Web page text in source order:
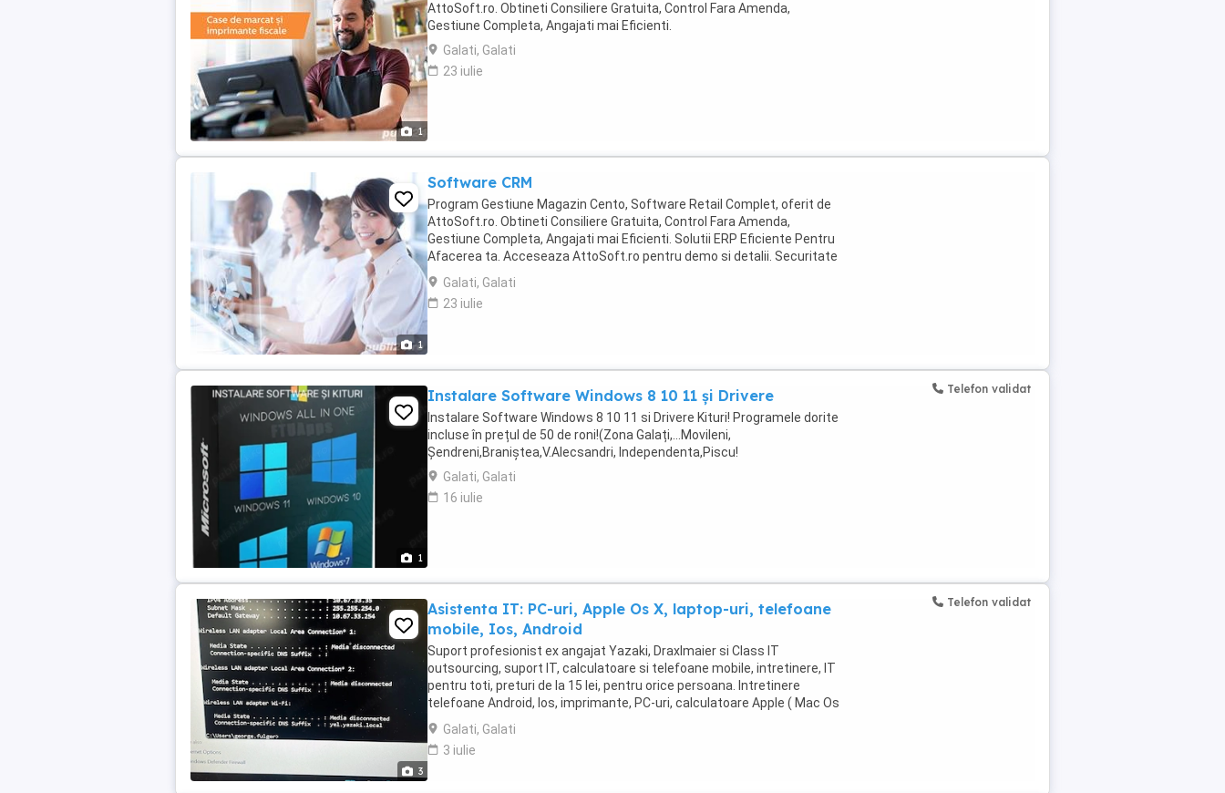
1
AttoSoft.ro. Obtineti Consiliere Gratuita, Control Fara Amenda,
Gestiune Completa, Angajati mai Eficienti.
Galati, Galati
23 iulie
1
Software CRM
Program Gestiune Magazin Cento, Software Retail Complet, oferit de
AttoSoft.ro. Obtineti Consiliere Gratuita, Control Fara Amenda,
Gestiune Completa, Angajati mai Eficienti. Solutii ERP Eficiente Pentru
Afacerea ta. Acceseaza AttoSoft.ro pentru demo si detalii. Securitate
si Acces Controlat la Datele ...
Galati, Galati
23 iulie
1
Instalare Software Windows 8 10 11 și Drivere
Instalare Software Windows 8 10 11 si Drivere Kituri! Programele dorite
incluse în prețul de 50 de roni!(Zona Galați,...Movileni,
Șendreni,Braniștea,V.Alecsandri, Independenta,Piscu!
Galati, Galati
16 iulie
Telefon validat
3
Asistenta IT: PC-uri, Apple Os X, laptop-uri, telefoane
mobile, Ios, Android
Suport profesionist ex angajat Yazaki, Draxlmaier si Class IT
outsourcing, suport IT, calculatoare si telefoane mobile, intretinere, IT
pentru toti, preturi de la 15 lei, pentru orice persoana. Intretinere
telefoane Android, Ios, imprimante, PC-uri, calculatoare Apple ( Mac Os
X) !
Galati, Galati
3 iulie
Telefon validat